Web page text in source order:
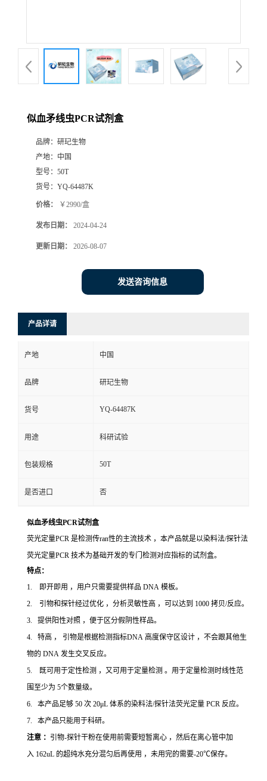
似血矛线虫PCR试剂盒
品牌： 研玘生物
产地： 中国
型号： 50T
货号： YQ-64487K
价格： ￥2990/盒
发布日期： 2024-04-24
更新日期： 2026-08-07
发送咨询信息
产品详请
产地 中国
品牌 研玘生物
货号 YQ-64487K
用途 科研试验
包装规格 50T
是否进口 否
似血矛线虫PCR试剂盒
荧光定量PCR 是检测传ran性的主流技术 ，本产品就是以染料法/探针法
荧光定量PCR 技术为基础开发的专门检测对应指标的试剂盒。
特点：
1. 即开即用 ，用户只需要提供样品 DNA 模板。
2. 引物和探针经过优化 ，分析灵敏性高 ，可以达到 1000 拷贝/反应。
3. 提供阳性对照 ，便于区分假阴性样品。
4. 特高 ， 引物是根据检测指标DNA 高度保守区设计 ，不会跟其他生
物的 DNA 发生交叉反应。
5. 既可用于定性检测 ，又可用于定量检测 。用于定量检测时线性范
围至少为 5个数量级。
6. 本产品足够 50 次 20μL 体系的染料法/探针法荧光定量 PCR 反应。
7. 本产品只能用于科研。
注意 ： 引物-探针干粉在使用前需要短暂离心 ，然后在离心管中加
入 162uL 的超纯水充分混匀后再使用 ，未用完的需要-20℃保存。